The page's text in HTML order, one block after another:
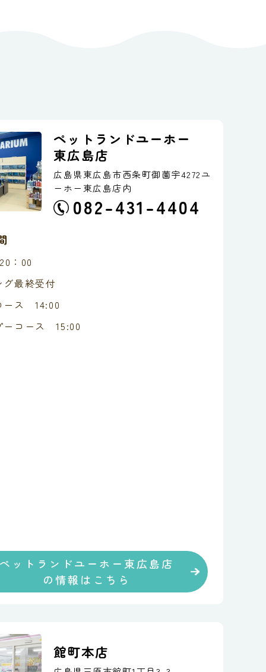
ペットランドユーホー
東広島店
広島県東広島市西条町御薗宇4272ユ
ーホー東広島店内
082-431-4404
：00
グ最終受付
ース 14:00
ーコース 15:00
ペットランドユーホー東広島店
の情報はこちら
館町本店